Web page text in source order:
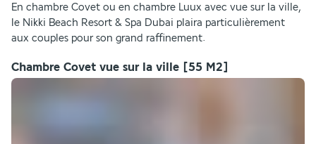
En chambre Covet ou en chambre Luux avec vue sur la ville,
le Nikki Beach Resort & Spa Dubai plaira particulièrement
aux couples pour son grand raffinement.
Chambre Covet vue sur la ville [55 M2]